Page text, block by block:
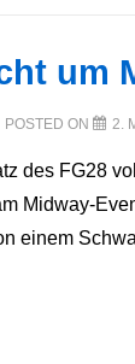
um
POSTED ON 2.
des FG28
Midway-
einem